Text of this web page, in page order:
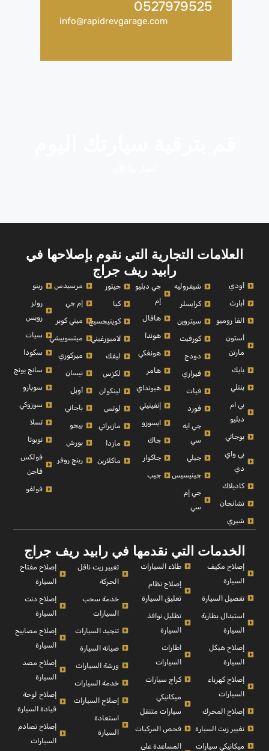
0527979525
info@rapidrevgarage.com
العلامات التجارية التي نقوم بإصلاحها في
رابيد ريف جراج
أودي
أبارث
الفا روميو
أستون
مارتن
بايك
بنتلي
بي ام
دبليو
بوجاتي
بي واي
دي
كاديلاك
تشانجان
شيري
شيفروليه
كرايسلر
سيتروين
كورفيت
دودج
فيراري
فيات
فورد
جي ايه
سي
جيلي
جينيسيس
جي إم
سي
جي دبليو
إم
هافال
هوندا
هونغكي
هامر
هيونداي
إنفينيتي
ايسوزو
جاك
جاكوار
جيب
جيتور
كيا
كوينيجسيج
لامبورغيني
ليفك
لكزس
لينكولن
لوتس
مازيراتي
مازدا
ماكلارين
مرسيدس
إم جي
ميني كوبر
ميتسوبيشي
ميركوري
نيسان
أوبل
باجاني
بيجو
بورش
رينج روفر
رينو
رولز
رويس
سيات
سكودا
سانج يونج
سوبارو
سوزوكي
تسلا
تويوتا
فولكس
فاجن
فولفو
الخدمات التي نقدمها في رابيد ريف جراج
إصلاح مكيف
السيارة
تفصيل السيارة
استبدال بطارية
السيارة
إصلاح هيكل
السيارة
إصلاح كهرباء
السيارات
إصلاح المحرك
تغيير زيت السيارة
ميكانيكي سيارات
طلاء السيارات
إصلاح نظام
تعليق السيارة
تظليل نوافذ
السيارة
اطارات
السيارات
كراج سيارات
ميكانيكي
سيارات متنقل
فحص المركبات
المساعدة على
تغيير زيت ناقل
الحركة
خدمة سحب
السيارات
تنجيد السيارات
صيانة السيارة
ورشة السيارات
خدمة السيارات
إصلاح السيارات
استعادة
السيارة
إصلاح مفتاح
السيارة
إصلاح دنت
السيارة
إصلاح مصابيح
السيارة
إصلاح مصد
السيارة
إصلاح لوحة
قيادة السيارة
إصلاح تصادم
السيارات